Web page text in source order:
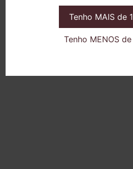
Tenho MAIS de
Tenho MENOS